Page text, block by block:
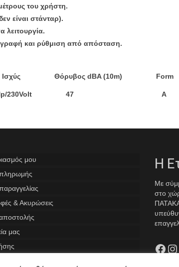
του χρήστη.
είναι στάνταρ).
λειτουργία.
και ρύθμιση από απόσταση.
Θόρυβος dBA (10m) Form
1Hp/230Volt 47 A
μου
& Ακυρώσεις
μας
Η
Με
στο